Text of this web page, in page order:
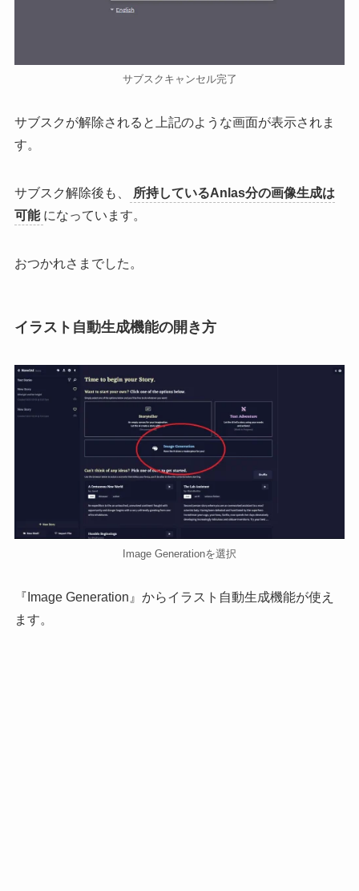
サブスクキャンセル完了
サブスクが解除されると上記のような画面が表示されま
す。
サブスク解除後も、
所持しているAnlas分の画像生成は
可能 になっています。
おつかれさまでした。
イラスト自動生成機能の開き方
Image Generationを選択
『Image Generation』からイラスト自動生成機能が使え
ます。